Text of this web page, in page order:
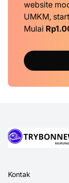
website
UMKM,
Mulai
Kontak